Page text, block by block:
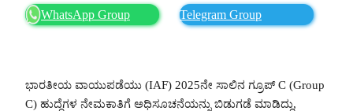
WhatsApp Group Telegram Group
ಭಾರತೀಯ ವಾಯುಪಡೆಯು (IAF) 2025ನೇ ಸಾಲಿನ ಗ್ರೂಪ್ C (Group
C) ಹುದ್ದೆಗಳ ನೇಮಕಾತಿಗೆ ಅಧಿಸೂಚನೆಯನ್ನು ಬಿಡುಗಡೆ ಮಾಡಿದ್ದು,